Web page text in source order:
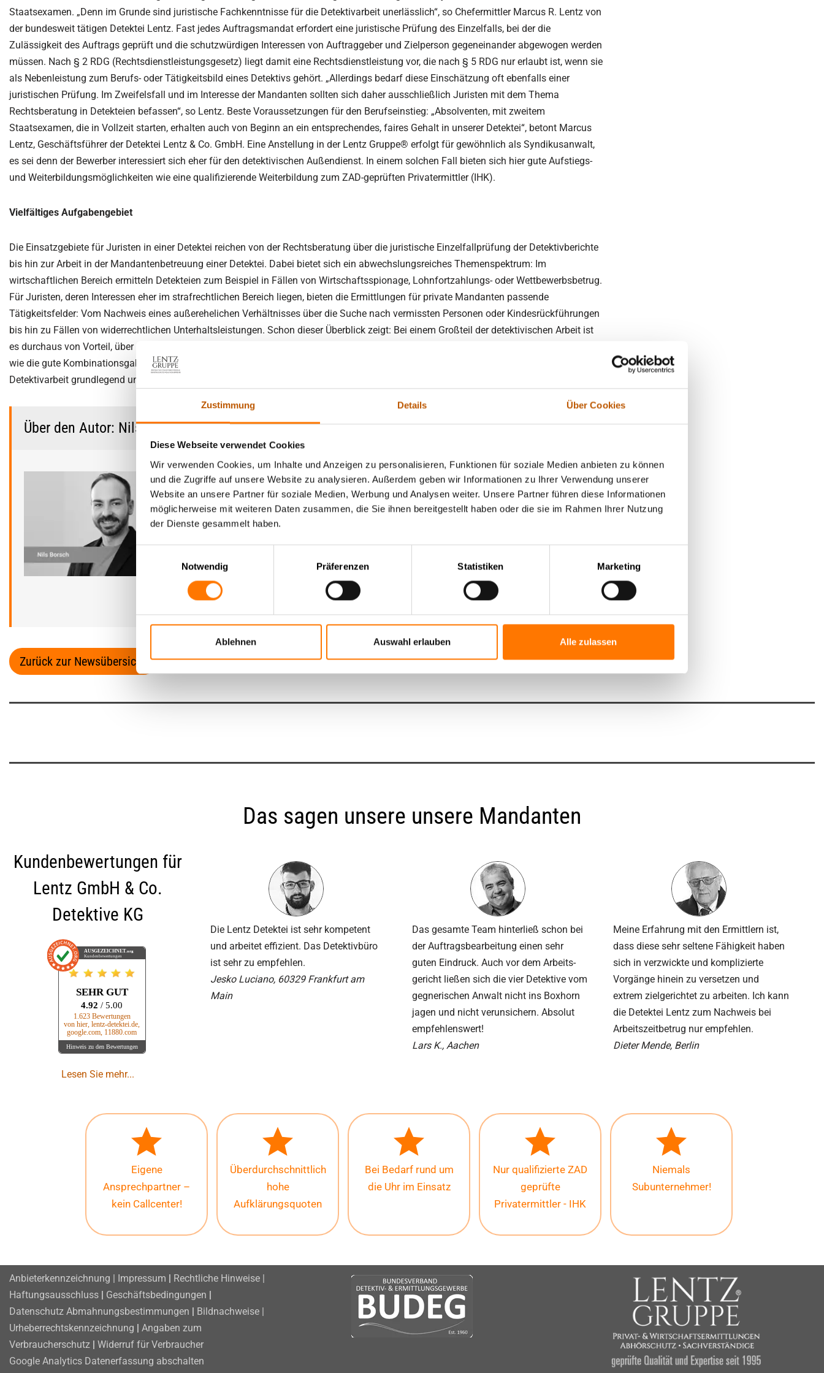
Zustimmung Details Über Cookies
Diese Webseite verwendet Cookies
Wir verwenden Cookies, um Inhalte und Anzeigen zu personalisieren, Funktionen für soziale Medien anbieten zu können
und die Zugriffe auf unsere Website zu analysieren. Außerdem geben wir Informationen zu Ihrer Verwendung unserer
Website an unsere Partner für soziale Medien, Werbung und Analysen weiter. Unsere Partner führen diese Informationen
möglicherweise mit weiteren Daten zusammen, die Sie ihnen bereitgestellt haben oder die sie im Rahmen Ihrer Nutzung
der Dienste gesammelt haben.
Notwendig
Präferenzen Statistiken Marketing
Ablehnen Auswahl erlauben Alle zulassen
Staatsexamen. „Denn im Grunde sind juristische Fachkenntnisse für die Detektivarbeit unerlässlich“, so Chefermittler Marcus R. Lentz von
der bundesweit tätigen Detektei Lentz. Fast jedes Auftragsmandat erfordert eine juristische Prüfung des Einzelfalls, bei der die
Zulässigkeit des Auftrags geprüft und die schutzwürdigen Interessen von Auftraggeber und Zielperson gegeneinander abgewogen werden
müssen. Nach § 2 RDG (Rechtsdienstleistungsgesetz) liegt damit eine Rechtsdienstleistung vor, die nach § 5 RDG nur erlaubt ist, wenn sie
als Nebenleistung zum Berufs- oder Tätigkeitsbild eines Detektivs gehört. „Allerdings bedarf diese Einschätzung oft ebenfalls einer
juristischen Prüfung. Im Zweifelsfall und im Interesse der Mandanten sollten sich daher ausschließlich Juristen mit dem Thema
Rechtsberatung in Detekteien befassen“, so Lentz. Beste Voraussetzungen für den Berufseinstieg: „Absolventen, mit zweitem
Staatsexamen, die in Vollzeit starten, erhalten auch von Beginn an ein entsprechendes, faires Gehalt in unserer Detektei“, betont Marcus
Lentz, Geschäftsführer der Detektei Lentz & Co. GmbH. Eine Anstellung in der Lentz Gruppe® erfolgt für gewöhnlich als Syndikusanwalt,
es sei denn der Bewerber interessiert sich eher für den detektivischen Außendienst. In einem solchen Fall bieten sich hier gute Aufstiegs-
und Weiterbildungsmöglichkeiten wie eine qualifizierende Weiterbildung zum ZAD-geprüften Privatermittler (IHK).
Vielfältiges Aufgabengebiet
Die Einsatzgebiete für Juristen in einer Detektei reichen von der Rechtsberatung über die juristische Einzelfallprüfung der Detektivberichte
bis hin zur Arbeit in der Mandantenbetreuung einer Detektei. Dabei bietet sich ein abwechslungsreiches Themenspektrum: Im
wirtschaftlichen Bereich ermitteln Detekteien zum Beispiel in Fällen von Wirtschaftsspionage, Lohnfortzahlungs- oder Wettbewerbsbetrug.
Für Juristen, deren Interessen eher im strafrechtlichen Bereich liegen, bieten die Ermittlungen für private Mandanten passende
Tätigkeitsfelder: Vom Nachweis eines außerehelichen Verhältnisses über die Suche nach vermissten Personen oder Kindesrückführungen
bis hin zu Fällen von widerrechtlichen Unterhaltsleistungen. Schon dieser Überblick zeigt: Bei einem Großteil der detektivischen Arbeit ist
es durchaus von Vorteil, über solide juristische Kenntnisse zu verfügen. „Außerdem sind grundsätzliche Fähigkeiten angehender Juristen
wie die gute Kombinationsgabe, ausgeprägte Kommunikationsfähigkeit oder das Erkennen von Zusammenhängen auch für die
Detektivarbeit grundlegend und wertvoll“, schließt Privatermittler Lentz.
Über den Autor: Nils Borsch
Nils Borsch ist als Berufssoldat bei der Bundeswehr gewesen und war dort in der
Auslandsverwendung. Nach Abschluss seiner Dienstzeit absolviert er zunächst eine
Ausbildung zum ZAD geprüften Privatermittler (IHK) und ist seitdem im operativen
Einsatzdienst als Detektiv-Sachbearbeiter in unserem Team tätig.
Nehmen Sie
Zurück zur Newsübersicht
Das sagen unsere unsere Mandanten
Kundenbewertungen für
Lentz GmbH & Co.
Detektive KG
AUSGEZEICHNET.org
Kundenbewertungen
SEHR GUT
4.92/ 5.00
1.623 Bewertungen
von hier, lentz-detektei.de,
google.com, 11880.com
Hinweis zu den Bewertungen
Lesen Sie mehr...
Die Lentz Detektei ist sehr kompetent
und arbeitet effizient. Das Detektivbüro
ist sehr zu empfehlen.
Jesko Luciano, 60329 Frankfurt am
Main
Das gesamte Team hinterließ schon bei
der Auftrags­bearbeitung einen sehr
guten Eindruck. Auch vor dem Arbeits­
gericht ließen sich die vier Detektive vom
gegnerischen Anwalt nicht ins Boxhorn
jagen und nicht verunsichern. Absolut
empfehlenswert!
Lars K., Aachen
Meine Erfahrung mit den Ermittlern ist,
dass diese sehr seltene Fähigkeit haben
sich in verzwickte und komplizierte
Vorgänge hinein zu versetzen und
extrem zielgerichtet zu arbeiten. Ich kann
die Detektei Lentz zum Nachweis bei
Arbeitszeitbetrug nur empfehlen.
Dieter Mende, Berlin
Eigene
Ansprechpartner –
kein Callcenter!
Überdurchschnittlich
hohe
Aufklärungsquoten
Bei Bedarf rund um
die Uhr im Einsatz
Nur qualifizierte ZAD
geprüfte
Privatermittler - IHK
Niemals
Subunternehmer!
Anbieterkennzeichnung | Impressum
Rechtliche Hinweise |
Haftungsausschluss
Geschäftsbedingungen
Datenschutz Abmahnungsbestimmungen
Bildnachweise |
Urheberrechtskennzeichnung
Angaben zum
Verbraucherschutz
Widerruf für Verbraucher
Google Analytics Datenerfassung abschalten